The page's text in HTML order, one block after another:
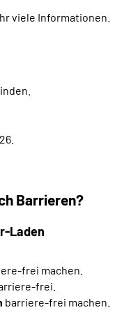
viele Informationen.
Barrieren?
Laden
frei machen.
frei.
barriere-frei machen.